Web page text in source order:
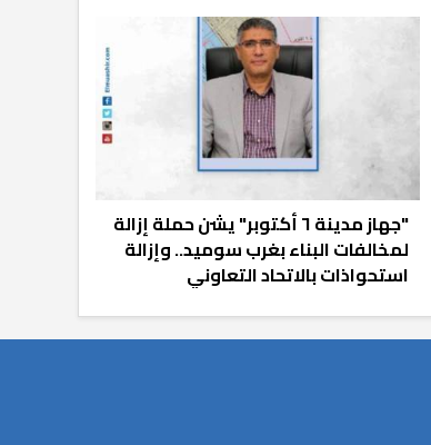
"جهاز مدينة ٦ أكتوبر" يشن حملة إزالة
لمخالفات البناء بغرب سوميد.. وإزالة
استحواذات بالاتحاد التعاوني